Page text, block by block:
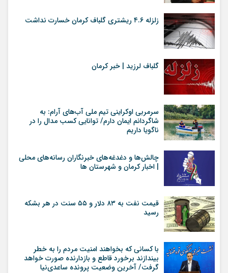
زلزله ۴.۶ ریشتری گلباف کرمان خسارت نداشت
گلباف لرزید | خبر کرمان
سرمربی اوکراینی تیم ملی آب‌های آرام: به
شاگردانم ایمان دارم/ توانایی کسب مدال را در
ناگویا داریم
چالش‌ها و دغدغه‌های خبرنگاران رسانه‌های محلی
| اخبار کرمان و شهرستان ها
قیمت نفت به ۸۳ دلار و ۵۵ سنت در هر بشکه
رسید
با کسانی که بخواهند امنیت مردم را به خطر
بیندازند برخورد قاطع و بازدارنده صورت خواهد
گرفت/ آخرین وضعیت پرونده ساعدی‌نیا